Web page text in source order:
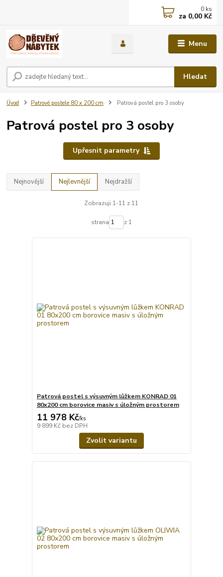
Menu
Hledat
0 ks
za 0,00 Kč
Úvod Patrové postele 80 x 200 cm Patrová postel pro 3 osoby
Patrová postel pro 3 osoby
Upřesnit parametry
Nejnovější Nejlevnější Nejdražší
Zobrazuji 1-11 z 11
strana z 1
Patrová postel s výsuvným lůžkem KONRAD 01
80x200 cm borovice masiv s úložným prostorem
11 978 Kč/ks
9 899 Kč bez DPH
Zvolit variantu